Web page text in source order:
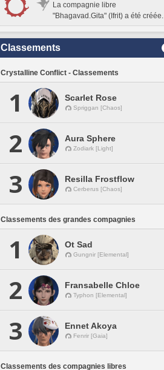
La compagnie libre
"Bhagavad.Gita" (Ifrit) a été créée.
Classements
Crystalline Conflict - Classements
1 Scarlet Rose
Spriggan [Chaos]
2 Aura Sphere
Zodiark [Light]
3 Resilla Frostflow
Cerberus [Chaos]
Classements des grandes compagnies
1 Ot Sad
Gungnir [Elemental]
2 Fransabelle Chloe
Typhon [Elemental]
3 Ennet Akoya
Fenrir [Gaia]
Classements des compagnies libres